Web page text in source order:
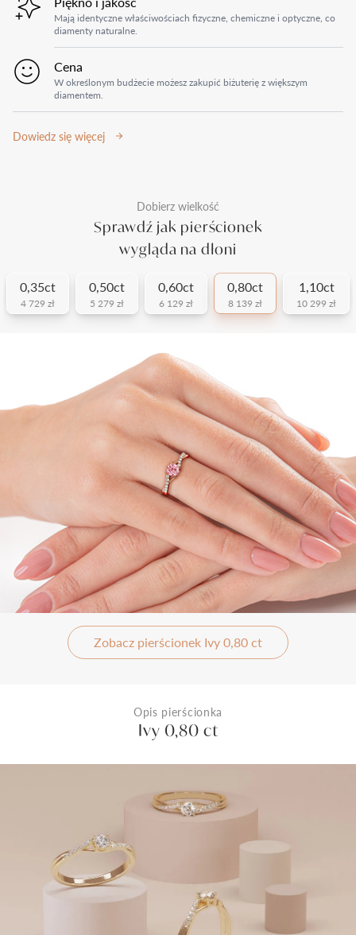
Mają identyczne właściwościach fizyczne, chemiczne i optyczne, co
diamenty naturalne.
Cena
W określonym budżecie możesz zakupić biżuterię z większym
diamentem.
Dowiedz się więcej
Dobierz wielkość
Sprawdź jak pierścionek
wygląda na dłoni
0,35ct
4 729 zł
0,50ct
5 279 zł
0,60ct
6 129 zł
0,80ct
8 139 zł
1,10ct
10 299 zł
Zobacz pierścionek Ivy 0,80 ct
Opis pierścionka
Ivy 0,80 ct